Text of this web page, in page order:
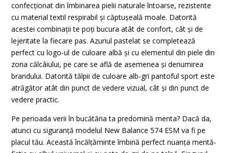
confecționat din îmbinarea pielii naturale întoarse, rezistente
cu material textil respirabil și căptușeală moale. Datorită
acestei combinații te poți bucura atât de confort, cât și de
lejeritate la fiecare pas. Azuriul pastelat se completează
perfect cu logo-ul de culoare albă și cu elementul din piele din
zona călcâiului, pe care se află de asemenea și denumirea
brandului. Datorită tălpii de culoare alb-gri pantoful sport este
atrăgător atât din punct de vedere vizual, cât și din punct de
vedere practic.
Pe perioada verii în bucătăria ta predomină menta? Dacă da,
atunci cu siguranță modelul New Balance 574 ESM va fi pe
placul tău. Această încălțăminte îmbină perfect nuanța mentă-